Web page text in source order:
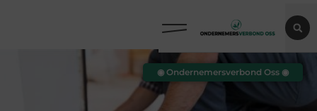
◉ Ondernemersverbond Oss ◉